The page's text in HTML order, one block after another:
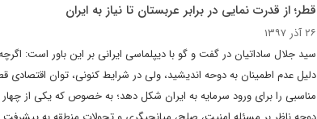
قطر؛ از قدرت نمایی در برابر عربستان تا نیاز به ایران
۲۶ آذر ۱۳۹۷
سید جلال ساداتیان در گفت و گو با دیپلماسی ایرانی بر این باور است:
دلیل عدم اطمینان به دوحه اندیشید، ولی در شرایط کنونی، توان
مناسبی را برای ورود سرمایه به ایران شکل دهد؛ به خصوص که یکی از